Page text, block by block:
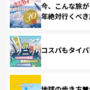
今、こんな旅
年絶対行くべ
コスパもタイ